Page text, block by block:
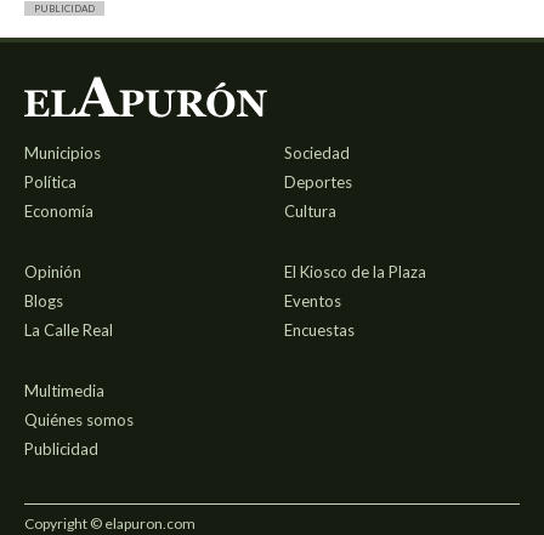
PUBLICIDAD
Municipios
Política
Economía
Sociedad
Deportes
Cultura
Opinión
Blogs
La Calle Real
El Kiosco de la Plaza
Eventos
Encuestas
Multimedia
Quiénes somos
Publicidad
Copyright © elapuron.com